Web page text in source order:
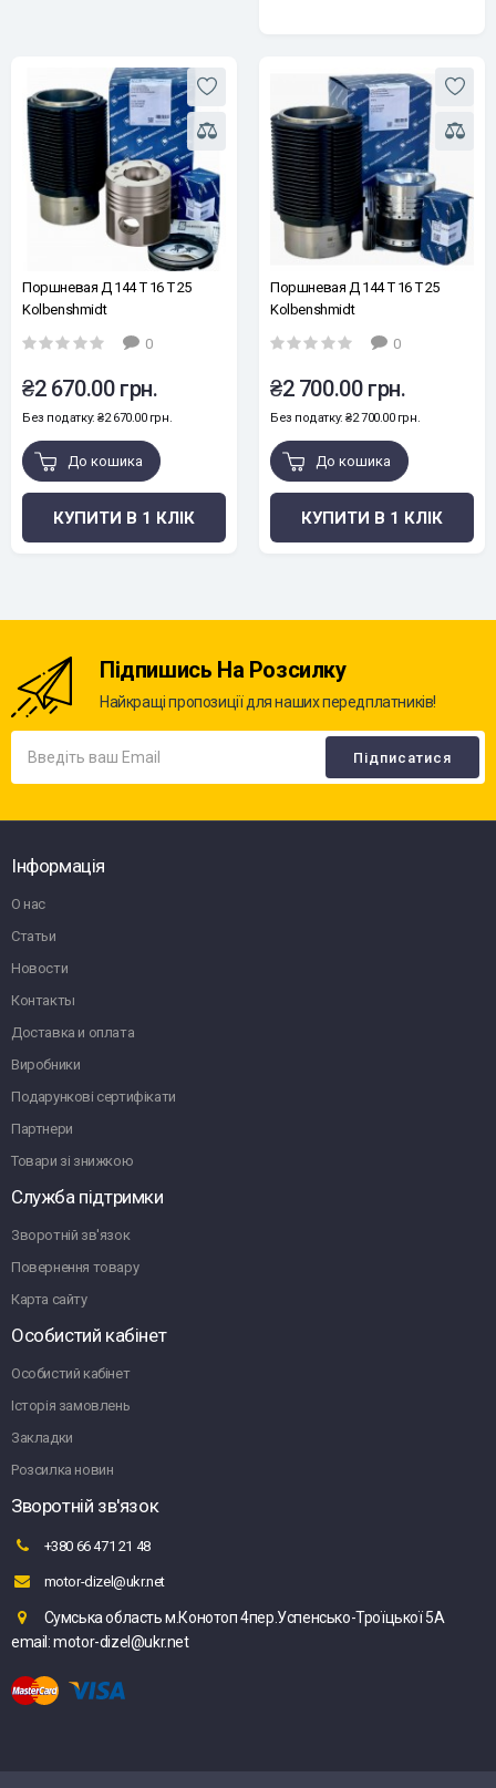
Поршневая Д 144 Т 16 Т 25
Kolbenshmidt
0
₴2 670.00 грн.
Без податку: ₴2 670.00 грн.
До кошика
КУПИТИ В 1 КЛІК
Поршневая Д 144 Т 16 Т 25
Kolbenshmidt
0
₴2 700.00 грн.
Без податку: ₴2 700.00 грн.
До кошика
КУПИТИ В 1 КЛІК
Підпишись На Розсилку
Найкращі пропозиції для наших передплатників!
Інформація
О нас
Статьи
Новости
Контакты
Доставка и оплата
Виробники
Подарункові сертифікати
Партнери
Товари зі знижкою
Служба підтримки
Зворотній зв'язок
Повернення товару
Карта сайту
Особистий кабінет
Особистий кабінет
Історія замовлень
Закладки
Розсилка новин
Зворотній зв'язок
+380 66 471 21 48
motor-dizel@ukr.net
Сумська область м.Конотоп 4пер.Успенсько-Троїцької 5А
email: motor-dizel@ukr.net